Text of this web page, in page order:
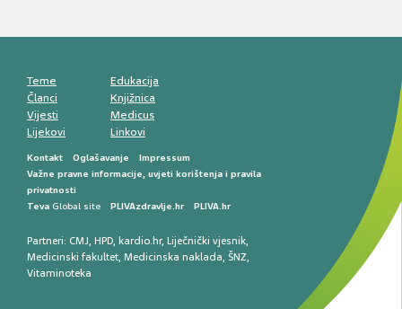
Teme
Članci
Vijesti
Lijekovi
Edukacija
Knjižnica
Medicus
Linkovi
Kontakt Oglašavanje
Impressum
Važne pravne informacije, uvjeti korištenja i pravila
privatnosti
Teva Global site PLIVAzdravlje.hr PLIVA.hr
Partneri: CMJ, HPD, kardio.hr, Liječnički vjesnik,
Medicinski fakultet, Medicinska naklada, ŠNZ,
Vitaminoteka